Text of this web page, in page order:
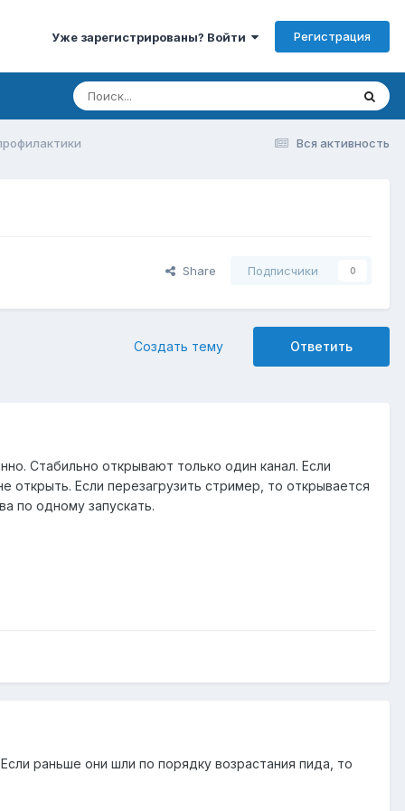
Уже зарегистрированы? Войти Регистрация
Вся активность
Share Подписчики 0
Ответить
Создать тему
Стабильно открывают только один канал. Если
Если перезагрузить стример, то открывается
по одному запускать.
раньше они шли по порядку возрастания пида, то